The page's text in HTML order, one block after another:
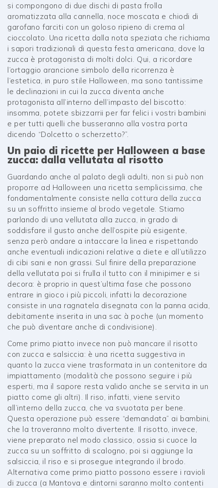
si compongono di due dischi di pasta frolla
aromatizzata alla cannella, noce moscata e chiodi di
garofano farciti con un goloso ripieno di crema al
cioccolato. Una ricetta dalla nota speziata che richiama
i sapori tradizionali di questa festa americana, dove la
zucca è protagonista di molti dolci. Qui, a ricordare
l’ortaggio arancione simbolo della ricorrenza è
l’estetica, in puro stile Halloween, ma sono tantissime
le declinazioni in cui la zucca diventa anche
protagonista all’interno dell’impasto del biscotto:
insomma, potete sbizzarrii per far felici i vostri bambini
e per tutti quelli che busseranno alla vostra porta
dicendo “Dolcetto o scherzetto?”.
Un paio di ricette per Halloween a base
zucca: dalla vellutata al risotto
Guardando anche al palato degli adulti, non si può non
proporre ad Halloween una ricetta semplicissima, che
fondamentalmente consiste nella cottura della zucca
su un soffritto insieme al brodo vegetale. Stiamo
parlando di una vellutata alla zucca, in grado di
soddisfare il gusto anche dell’ospite più esigente,
senza però andare a intaccare la linea e rispettando
anche eventuali indicazioni relative a diete e all’utilizzo
di cibi sani e non grassi. Sul finire della preparazione
della vellutata poi si frulla il tutto con il minipimer e si
decora: è proprio in quest’ultima fase che possono
entrare in gioco i più piccoli, infatti la decorazione
consiste in una ragnatela disegnata con la panna acida,
debitamente inserita in una sac à poche (un momento
che può diventare anche di condivisione).
Come primo piatto invece non può mancare il risotto
con zucca e salsiccia: è una ricetta suggestiva in
quanto la zucca viene trasformata in un contenitore da
impiattamento (modalità che possono seguire i più
esperti, ma il sapore resta valido anche se servita in un
piatto come gli altri). Il riso, infatti, viene servito
all’interno della zucca, che va svuotata per bene.
Questa operazione può essere “demandata” ai bambini,
che la troveranno molto divertente. Il risotto, invece,
viene preparato nel modo classico, ossia si cuoce la
zucca su un soffritto di scalogno, poi si aggiunge la
salsiccia, il riso e si prosegue integrando il brodo.
Alternativa come primo piatto possono essere i ravioli
di zucca (a Mantova e dintorni saranno molto contenti